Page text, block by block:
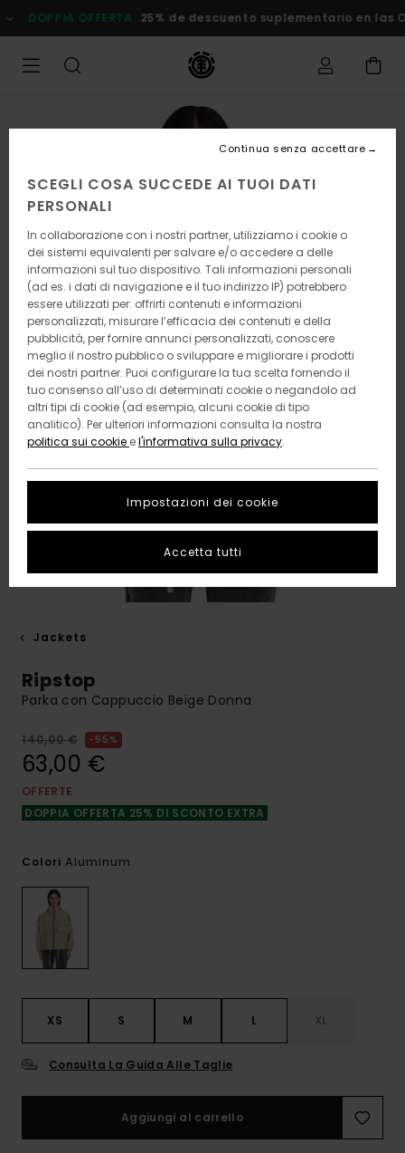
alle
informazioni
prodotto
DOPPIA OFFERTA 25% de descuento suplementario en las
Jackets
Ripstop
Parka con Cappuccio Beige Donna
140,00 € 55%
63,00 €
OFFERTE
DOPPIA OFFERTA 25% DI SCONTO EXTRA
Colori Aluminum
XS S M L XL
Consulta La Guida Alle Taglie
Aggiungi al carrello
SCEGLI COSA SUCCEDE AI TUOI DATI
PERSONALI
In collaborazione con i nostri partner, utilizziamo i cookie o
dei sistemi equivalenti per salvare e/o accedere a delle
informazioni sul tuo dispositivo. Tali informazioni personali
(ad es. i dati di navigazione e il tuo indirizzo IP) potrebbero
essere utilizzati per: offrirti contenuti e informazioni
personalizzati, misurare l’efficacia dei contenuti e della
pubblicità, per fornire annunci personalizzati, conoscere
meglio il nostro pubblico o sviluppare e migliorare i prodotti
dei nostri partner. Puoi configurare la tua scelta fornendo il
tuo consenso all’uso di determinati cookie o negandolo ad
altri tipi di cookie (ad esempio, alcuni cookie di tipo
analitico). Per ulteriori informazioni consulta la nostra
politica sui cookie el'informativa sulla privacy.
Impostazioni dei cookie
Continua senza accettare
Accetta tutti